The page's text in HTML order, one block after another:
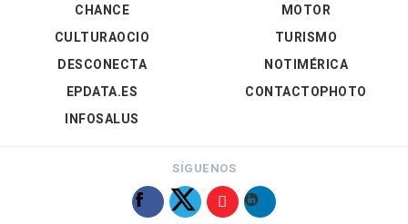
CHANCE
CULTURAOCIO
DESCONECTA
EPDATA.ES
INFOSALUS
MOTOR
TURISMO
NOTIMÉRICA
CONTACTOPHOTO
SÍGUENOS